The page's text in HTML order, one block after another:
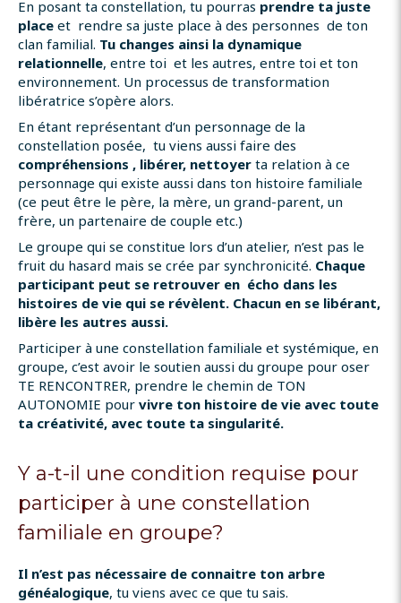
En posant ta constellation, tu pourras prendre ta juste
place et rendre sa juste place à des personnes de ton
clan familial. Tu changes ainsi la dynamique
relationnelle, entre toi et les autres, entre toi et ton
environnement. Un processus de transformation
libératrice s’opère alors.
En étant représentant d’un personnage de la
constellation posée, tu viens aussi faire des
compréhensions , libérer, nettoyer ta relation à ce
personnage qui existe aussi dans ton histoire familiale
(ce peut être le père, la mère, un grand-parent, un
frère, un partenaire de couple etc.)
Le groupe qui se constitue lors d’un atelier, n’est pas le
fruit du hasard mais se crée par synchronicité. Chaque
participant peut se retrouver en écho dans les
histoires de vie qui se révèlent. Chacun en se libérant,
libère les autres aussi.
Participer à une constellation familiale et systémique, en
groupe, c’est avoir le soutien aussi du groupe pour oser
TE RENCONTRER, prendre le chemin de TON
AUTONOMIE pour vivre ton histoire de vie avec toute
ta créativité, avec toute ta singularité.
Y a-t-il une condition requise pour
participer à une constellation
familiale en groupe?
Il n’est pas nécessaire de connaitre ton arbre
généalogique, tu viens avec ce que tu sais.